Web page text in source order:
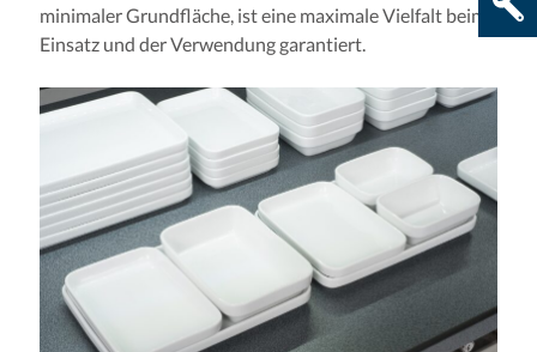
minimaler Grundfläche, ist eine maximale Vielfalt beim
Einsatz und der Verwendung garantiert.